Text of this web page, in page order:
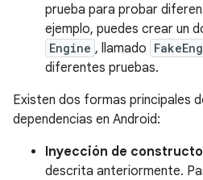
prueba para probar
ejemplo, puedes crear un
Engine , llamado
diferentes pruebas.
Existen dos formas principales
dependencias en Android:
Inyección de
descrita anteriormente.